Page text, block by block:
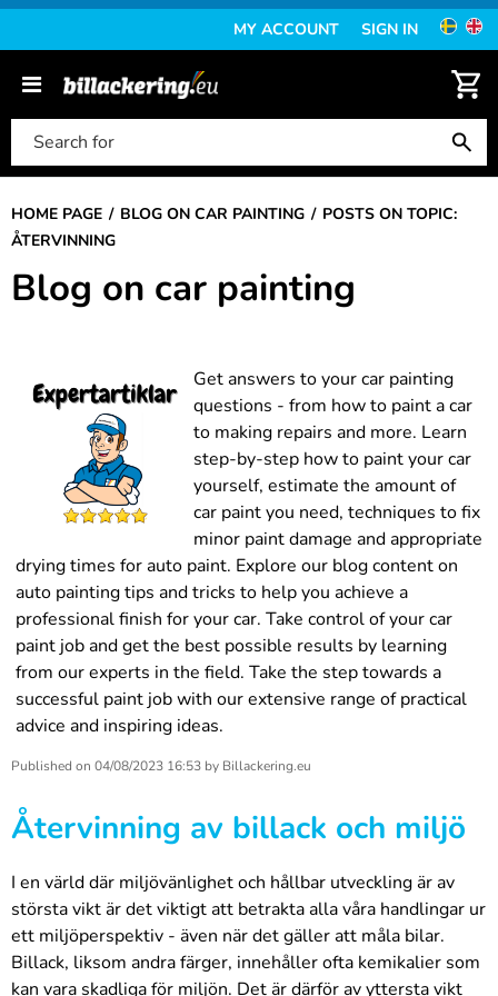
MY ACCOUNT SIGN IN
HOME PAGE BLOG ON CAR PAINTING
POSTS ON TOPIC:
ÅTERVINNING
Blog on car painting
Get answers to your car painting
questions - from how to paint a car
to making repairs and more. Learn
step-by-step how to paint your car
yourself, estimate the amount of
car paint you need, techniques to fix
minor paint damage and appropriate
drying times for auto paint. Explore our blog content on
auto painting tips and tricks to help you achieve a
professional finish for your car. Take control of your car
paint job and get the best possible results by learning
from our experts in the field. Take the step towards a
successful paint job with our extensive range of practical
advice and inspiring ideas.
Published on 04/08/2023 16:53 by Billackering.eu
Återvinning av billack och miljö
I en värld där miljövänlighet och hållbar utveckling är av
största vikt är det viktigt att betrakta alla våra handlingar ur
ett miljöperspektiv - även när det gäller att måla bilar.
Billack, liksom andra färger, innehåller ofta kemikalier som
kan vara skadliga för miljön. Det är därför av yttersta vikt